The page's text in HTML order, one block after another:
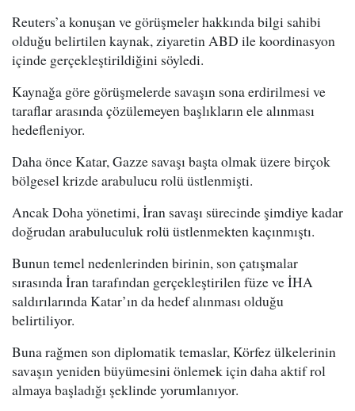
Reuters’a konuşan ve görüşmeler hakkında bilgi sahibi
olduğu belirtilen kaynak, ziyaretin ABD ile koordinasyon
içinde gerçekleştirildiğini söyledi.
Kaynağa göre görüşmelerde savaşın sona erdirilmesi ve
taraflar arasında çözülemeyen başlıkların ele alınması
hedefleniyor.
Daha önce Katar, Gazze savaşı başta olmak üzere birçok
bölgesel krizde arabulucu rolü üstlenmişti.
Ancak Doha yönetimi, İran savaşı sürecinde şimdiye kadar
doğrudan arabuluculuk rolü üstlenmekten kaçınmıştı.
Bunun temel nedenlerinden birinin, son çatışmalar
sırasında İran tarafından gerçekleştirilen füze ve İHA
saldırılarında Katar’ın da hedef alınması olduğu
belirtiliyor.
Buna rağmen son diplomatik temaslar, Körfez ülkelerinin
savaşın yeniden büyümesini önlemek için daha aktif rol
almaya başladığı şeklinde yorumlanıyor.